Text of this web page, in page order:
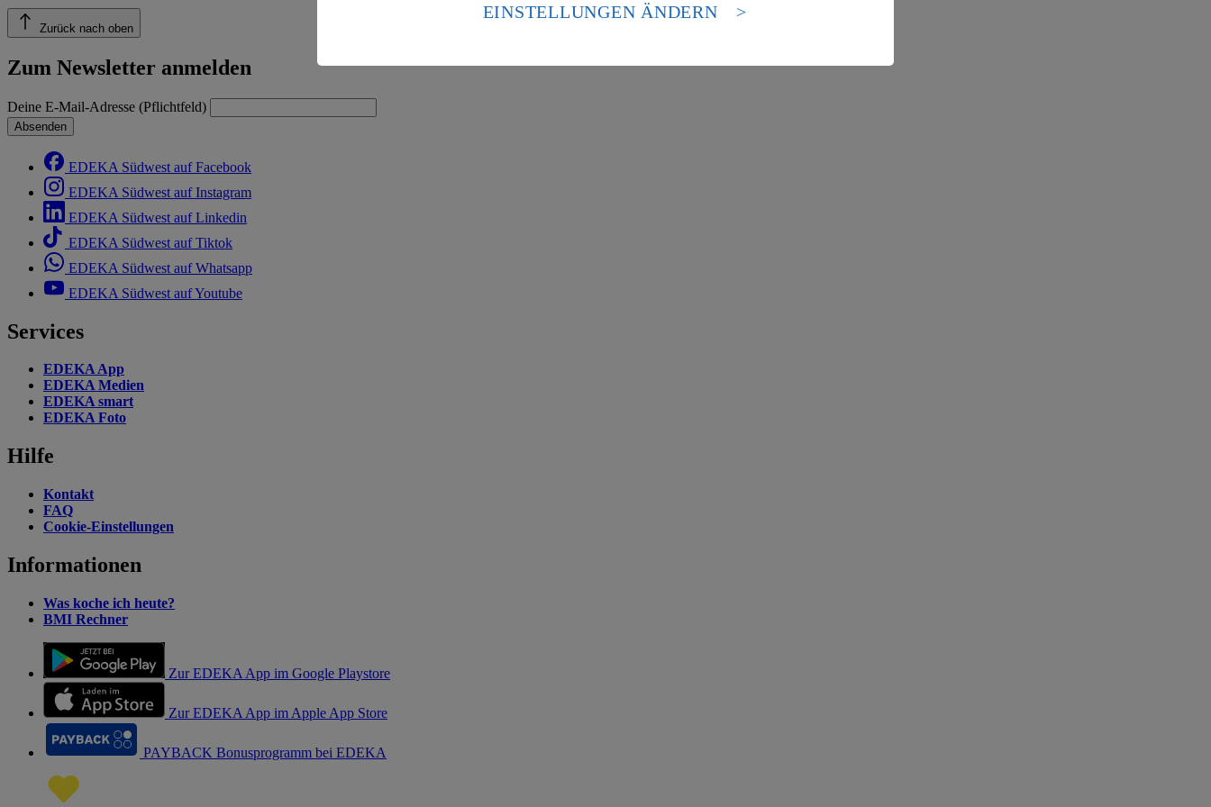
Zurück nach oben
Zum Newsletter anmelden
Deine E-Mail-Adresse (Pflichtfeld)
Absenden
EDEKA Südwest auf Facebook
EDEKA Südwest auf Instagram
EDEKA Südwest auf Linkedin
EDEKA Südwest auf Tiktok
EDEKA Südwest auf Whatsapp
EDEKA Südwest auf Youtube
Services
EDEKA App
EDEKA Medien
EDEKA smart
EDEKA Foto
Hilfe
Kontakt
FAQ
Cookie-Einstellungen
Informationen
Was koche ich heute?
BMI Rechner
Zur EDEKA App im Google Playstore
Zur EDEKA App im Apple App Store
PAYBACK Bonusprogramm bei EDEKA
Risiko eines Zugriffs durch US-amerikanische Behörden.
EINSTELLUNGEN ÄNDERN